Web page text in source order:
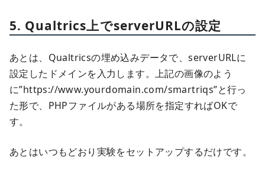
5. Qualtrics上でserverURLの設定
あとは、Qualtricsの埋め込みデータで、serverURLに
設定したドメインを入力します。上記の画像のよう
に”https://www.yourdomain.com/smartriqs”と行っ
た形で、PHPファイルがある場所を指定すればOKで
す。
あとはいつもどおり実験をセットアップするだけです。